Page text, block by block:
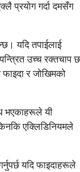
प्रयोग गर्दा दमसँग
यदि तपाईलाई
उच्च रक्तचाप छ
र जोखिमको
भएकाहरूले यी
एक्लिडिनियमले
यदि फाइदाहरूले